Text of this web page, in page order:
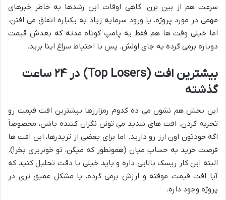
سرعت هم از بین برن. گاهی اوقات این رشدها به خاطر خبرهای
مهمی در مورد پروژه، یا ورود سرمایه زیاد به یکباره اتفاق می افتن.
اما خیلی وقت ها هم فقط یه پامپ کوتاه مدته که بعدش قیمت
دوباره برمی گرده به جای اولش. پس با احتیاط سراغ اینا برید.
بیشترین افت (Top Losers) در ۲۴ ساعت
گذشته
این بخش هم نشون می ده کدوم رمزارزها بیشترین افت قیمت رو
تجربه کردن. افت های شدید می تونن نگران کننده باشن، مخصوصاً
اگه خودتون اون ارز رو دارید. اما برای بعضی از تریدرها، این افت ها
فرصت خرید به حساب میان (همونطور که میگن، تو خونریزی بخر!).
البته این کار ریسک بالایی داره و باید خیلی با دقت تحلیل کنید که
آیا افت قیمت موقته و ارزش برمی گرده، یا مشکل عمیق تری در
پروژه وجود داره.